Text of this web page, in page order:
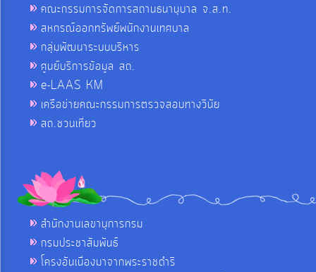
คณะกรรมการจัดการสถานธนานุบาล จ.ส.ท.
สหกรณ์ออกทรัพย์พนักงานเทศบาล
กลุ่มพัฒนาระบบบริหาร
ศูนย์บริการข้อมูล สถ.
e-LAAS KM
เครือข่ายคณะกรรมการตรวจสอบทางวินัย
สถ.ชวนเที่ยว
สำนักงานเลขานุการกรม
กรมประชาสัมพันธ์
โครงอันเนื่องมาจากพระราชดำริ